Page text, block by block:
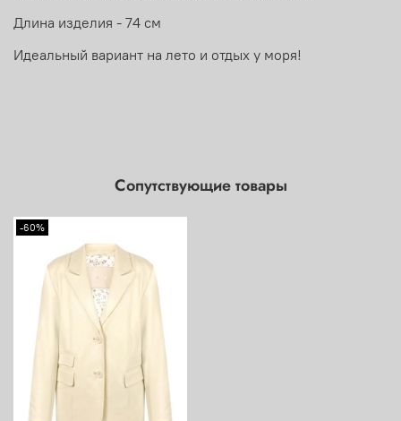
Длина изделия - 74 см
Идеальный вариант на лето и отдых у моря!
Сопутствующие товары
-60%